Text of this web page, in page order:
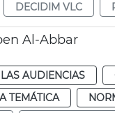
DECIDIM VLC
Al-Abbar
AUDIENCIAS
TEMÁTICA